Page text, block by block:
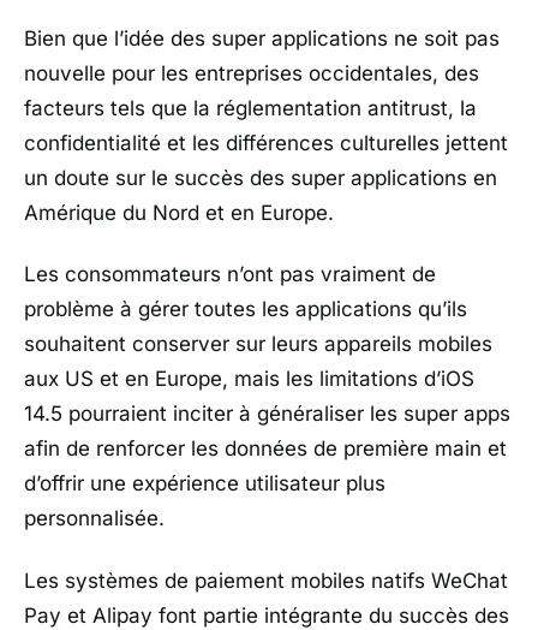
Bien que l’idée des super applications ne soit pas
nouvelle pour les entreprises occidentales, des
facteurs tels que la réglementation antitrust, la
confidentialité et les différences culturelles jettent
un doute sur le succès des super applications en
Amérique du Nord et en Europe.
Les consommateurs n’ont pas vraiment de
problème à gérer toutes les applications qu’ils
souhaitent conserver sur leurs appareils mobiles
aux US et en Europe, mais les limitations d’iOS
14.5 pourraient inciter à généraliser les super apps
afin de renforcer les données de première main et
d’offrir une expérience utilisateur plus
personnalisée.
Les systèmes de paiement mobiles natifs WeChat
Pay et Alipay font partie intégrante du succès des